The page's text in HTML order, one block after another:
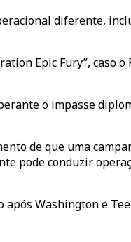
diferente,
Epic Fury”, caso
o impasse
de que uma
pode conduzir
Washington e